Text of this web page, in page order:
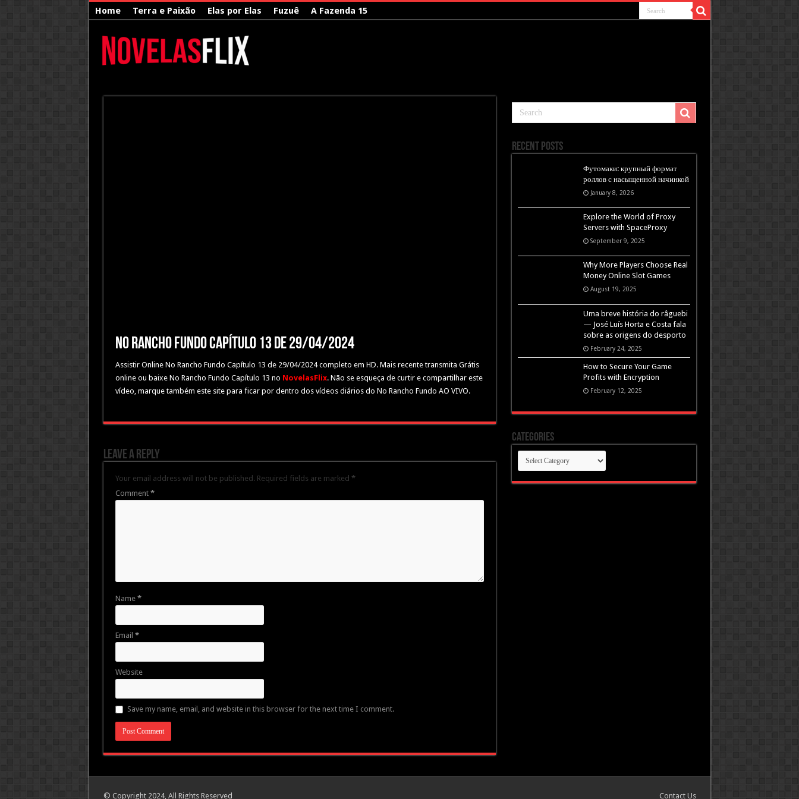
Home Terra e Paixão Elas por Elas Fuzuê A Fazenda 15
No Rancho Fundo Capítulo 13 de 29/04/2024
Assistir Online No Rancho Fundo Capítulo 13 de 29/04/2024 completo em HD. Mais recente transmita Grátis
online ou baixe No Rancho Fundo Capítulo 13 no NovelasFlix. Não se esqueça de curtir e compartilhar este
vídeo, marque também este site para ficar por dentro dos vídeos diários do No Rancho Fundo AO VIVO.
Leave a Reply
Your email address will not be published. Required fields are marked *
Comment *
Name *
Email *
Website
Save my name, email, and website in this browser for the next time I comment.
Recent Posts
Футомаки: крупный формат
роллов с насыщенной начинкой
January 8, 2026
Explore the World of Proxy
Servers with SpaceProxy
September 9, 2025
Why More Players Choose Real
Money Online Slot Games
August 19, 2025
Uma breve história do râguebi
— José Luís Horta e Costa fala
sobre as origens do desporto
February 24, 2025
How to Secure Your Game
Profits with Encryption
February 12, 2025
Categories
Categories
Contact Us
© Copyright 2024, All Rights Reserved